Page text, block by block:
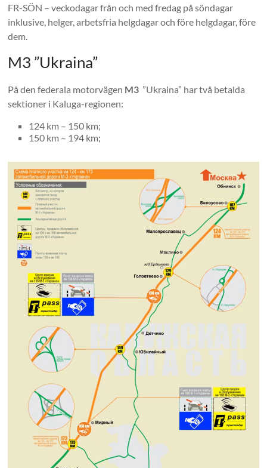
FR-SÖN – veckodagar från och med fredag ​​på söndagar
inklusive, helger, arbetsfria helgdagar och före helgdagar, före
dem.
M3 ”Ukraina”
På den federala motorvägen M3 ”Ukraina” har två betalda
sektioner i Kaluga-regionen:
124 km – 150 km;
150 km – 194 km;